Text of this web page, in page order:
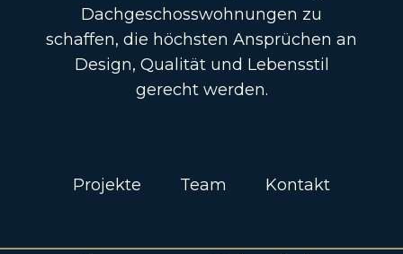
Dachgeschosswohnungen zu
schaffen, die höchsten Ansprüchen an
Design, Qualität und Lebensstil
gerecht werden.
Projekte Team Kontakt